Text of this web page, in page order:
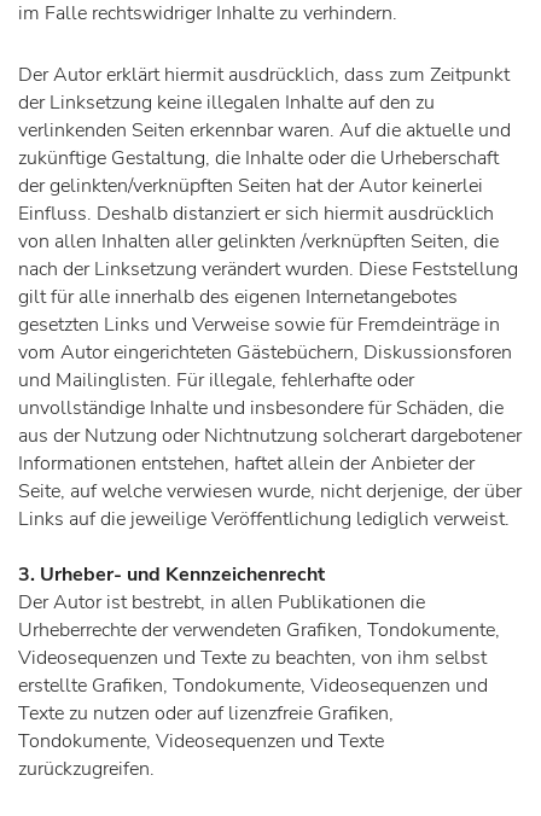
im Falle rechtswidriger Inhalte zu verhindern.
Der Autor erklärt hiermit ausdrücklich, dass zum Zeitpunkt
der Linksetzung keine illegalen Inhalte auf den zu
verlinkenden Seiten erkennbar waren. Auf die aktuelle und
zukünftige Gestaltung, die Inhalte oder die Urheberschaft
der gelinkten/verknüpften Seiten hat der Autor keinerlei
Einfluss. Deshalb distanziert er sich hiermit ausdrücklich
von allen Inhalten aller gelinkten /verknüpften Seiten, die
nach der Linksetzung verändert wurden. Diese Feststellung
gilt für alle innerhalb des eigenen Internetangebotes
gesetzten Links und Verweise sowie für Fremdeinträge in
vom Autor eingerichteten Gästebüchern, Diskussionsforen
und Mailinglisten. Für illegale, fehlerhafte oder
unvollständige Inhalte und insbesondere für Schäden, die
aus der Nutzung oder Nichtnutzung solcherart dargebotener
Informationen entstehen, haftet allein der Anbieter der
Seite, auf welche verwiesen wurde, nicht derjenige, der über
Links auf die jeweilige Veröffentlichung lediglich verweist.
3. Urheber- und Kennzeichenrecht
Der Autor ist bestrebt, in allen Publikationen die
Urheberrechte der verwendeten Grafiken, Tondokumente,
Videosequenzen und Texte zu beachten, von ihm selbst
erstellte Grafiken, Tondokumente, Videosequenzen und
Texte zu nutzen oder auf lizenzfreie Grafiken,
Tondokumente, Videosequenzen und Texte
zurückzugreifen.